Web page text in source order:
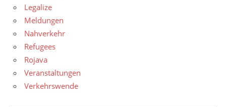
Legalize
Meldungen
Nahverkehr
Refugees
Rojava
Veranstaltungen
Verkehrswende